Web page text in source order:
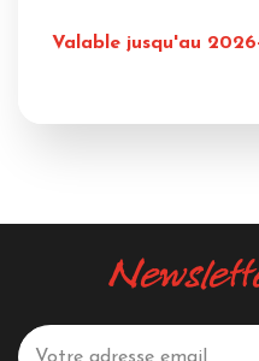
Valable jusqu'au